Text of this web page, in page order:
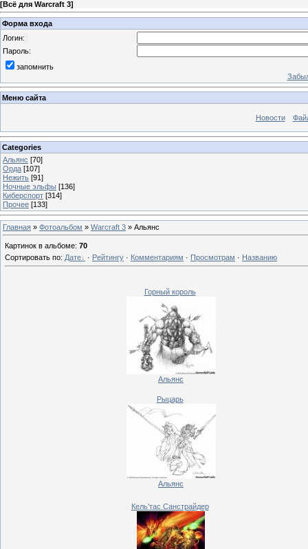
[Всё для Warcraft 3]
Форма входа
Логин:
Пароль:
запомнить
Меню сайта
Новости
Categories
Альянс [70]
Орда [107]
Нежить [91]
Ночные эльфы [136]
Киберспорт [314]
Прочее [133]
Главная » Фотоальбом » Warcraft 3 » Альянс
Картинок в альбоме: 70
Сортировать по: Дате · Рейтингу · Комментариям · Просмотрам · Названию
Горный король
Альянс
Рыцарь
Альянс
Кель'тас Санстрайдер